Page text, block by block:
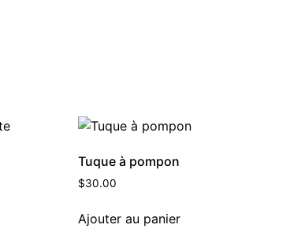
Tuque à pompon
$30.00
Ajouter au panier